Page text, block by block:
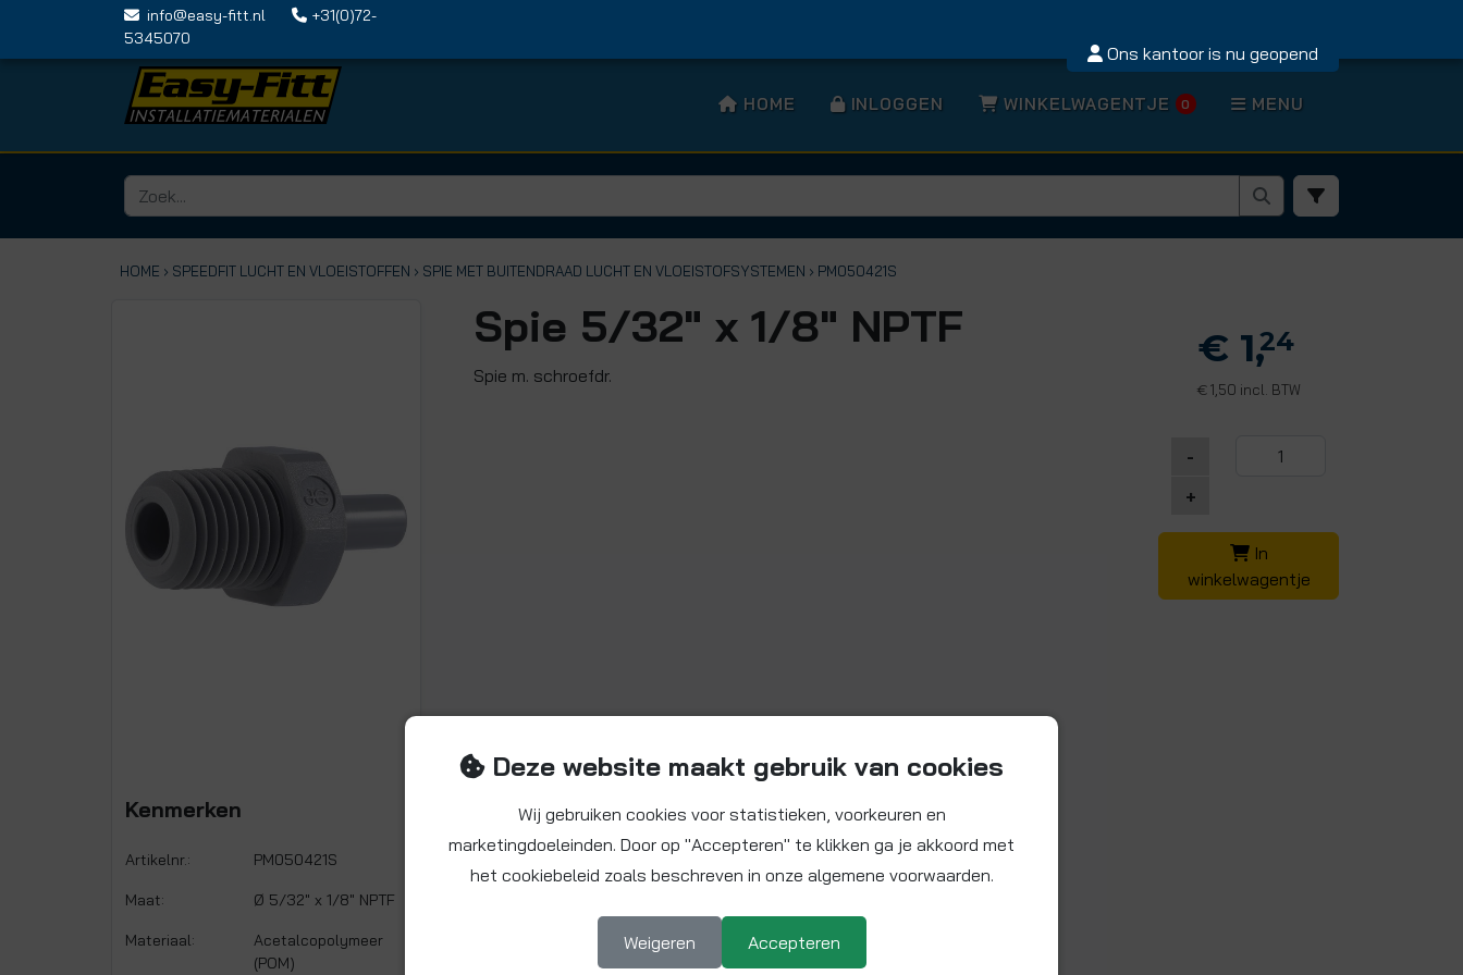
info@easy-fitt.nl
+31(0)72-
5345070
Ons kantoor is nu geopend
HOME INLOGGEN WINKELWAGENTJE 0 MENU
HOME › SPEEDFIT LUCHT EN VLOEISTOFFEN › SPIE MET BUITENDRAAD LUCHT EN VLOEISTOFSYSTEMEN › PM050421S
Kenmerken
Artikelnr.: PM050421S
Maat: Ø 5/32" x 1/8" NPTF
Materiaal:
Acetalcopolymeer
(POM)
Spie 5/32" x 1/8" NPTF
Spie m. schroefdr.
€ 1,24
€ 1,50 incl. BTW
-
+
In
winkelwagentje
Deze website maakt gebruik van cookies
Wij gebruiken cookies voor statistieken, voorkeuren en
marketingdoeleinden. Door op "Accepteren" te klikken ga je akkoord met
het cookiebeleid zoals beschreven in onze algemene voorwaarden.
Weigeren Accepteren